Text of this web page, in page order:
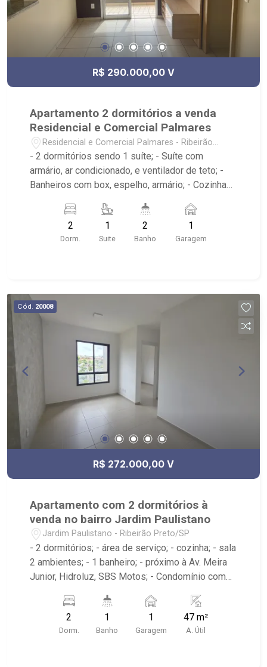
R$ 290.000,00 V
Apartamento 2 dormitórios a venda
Residencial e Comercial Palmares
Residencial e Comercial Palmares - Ribeirão
Preto/SP
- 2 dormitórios sendo 1 suíte; - Suíte com
armário, ar condicionado, e ventilador de teto; -
Banheiros com box, espelho, armário; - Cozinha
com ventilador no teto; - Varanda; - Próximo à
Rod. Anhanguera, Atacadão e Novo Shopping,
Pacaembu Autopeças Ltda; - Edifício com
2
Dorm.
1
Suite
2
Banho
1
Garagem
Cód. 20008
R$ 272.000,00 V
Apartamento com 2 dormitórios à
venda no bairro Jardim Paulistano
Jardim Paulistano - Ribeirão Preto/SP
- 2 dormitórios; - área de serviço; - cozinha; - sala
2 ambientes; - 1 banheiro; - próximo à Av. Meira
Junior, Hidroluz, SBS Motos; - Condomínio com
esportes, playground, churrasqueira, pet place
entre outros
2
Dorm.
1
Banho
1
Garagem
47 m²
A. Útil